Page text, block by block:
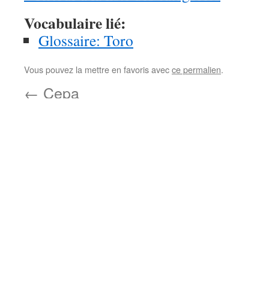
Vocabulaire lié:
Glossaire: Toro
Vous pouvez la mettre en favoris avecce permalien.
← Cepa